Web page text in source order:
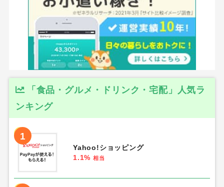
「食品・グルメ・ドリンク・宅配」人気ラ
ンキング
1
Yahoo!ショッピング
1.1% 相当